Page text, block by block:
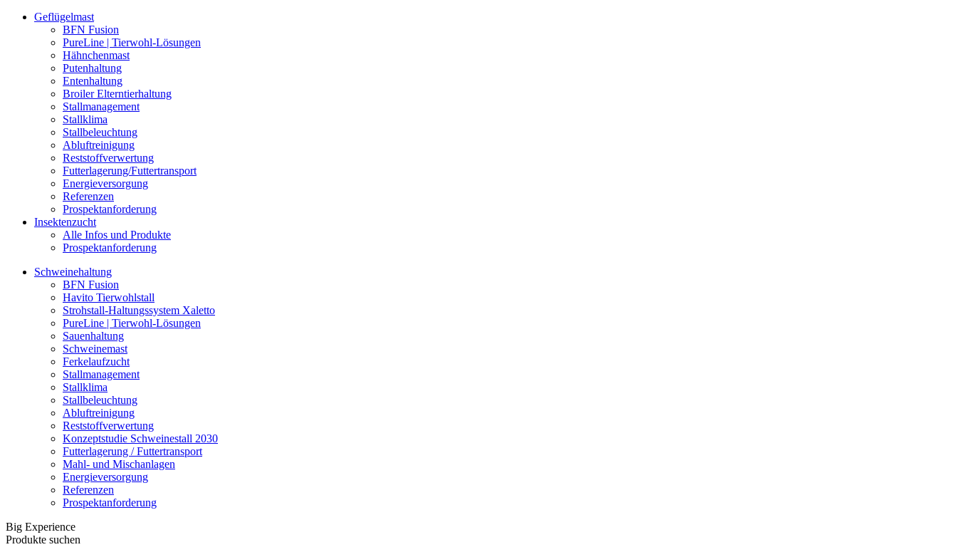
Geflügelmast
BFN Fusion
PureLine | Tierwohl-Lösungen
Hähnchenmast
Putenhaltung
Entenhaltung
Broiler Elterntierhaltung
Stallmanagement
Stallklima
Stallbeleuchtung
Abluftreinigung
Reststoffverwertung
Futterlagerung/Futtertransport
Energieversorgung
Referenzen
Prospektanforderung
Insektenzucht
Alle Infos und Produkte
Prospektanforderung
Schweinehaltung
BFN Fusion
Havito Tierwohlstall
Strohstall-Haltungssystem Xaletto
PureLine | Tierwohl-Lösungen
Sauenhaltung
Schweinemast
Ferkelaufzucht
Stallmanagement
Stallklima
Stallbeleuchtung
Abluftreinigung
Reststoffverwertung
Konzeptstudie Schweinestall 2030
Futterlagerung / Futtertransport
Mahl- und Mischanlagen
Energieversorgung
Referenzen
Prospektanforderung
Big Experience
Produkte suchen